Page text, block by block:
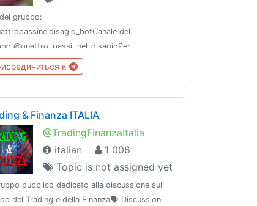
gruppo:
del
к
& Finanza ITALIA
@TradingFinanzaItalia
italian
1 006
Topic is not assigned yet
pubblico dedicato alla discussione sul
del Trading e della Finanza🗣 Discussioni